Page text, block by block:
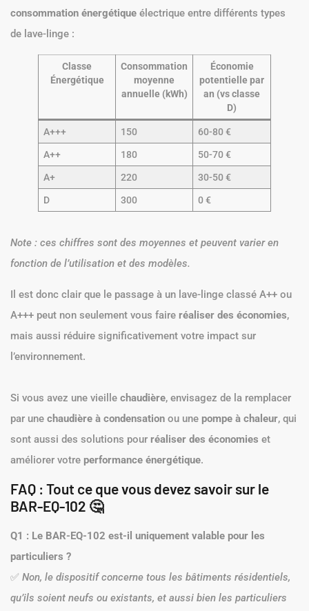
consommation énergétique électrique entre différents types
de lave-linge :
Classe
Énergétique
Consommation
moyenne
annuelle (kWh)
Économie
potentielle par
an (vs classe
D)
A+++ 150 60-80 €
A++ 180 50-70 €
A+ 220 30-50 €
D 300 0 €
Note : ces chiffres sont des moyennes et peuvent varier en
fonction de l’utilisation et des modèles.
Il est donc clair que le passage à un lave-linge classé A++ ou
A+++ peut non seulement vous faire réaliser des économies,
mais aussi réduire significativement votre impact sur
l’environnement.
Si vous avez une vieille chaudière, envisagez de la remplacer
par une chaudière à condensation ou une pompe à chaleur, qui
sont aussi des solutions pour réaliser des économies et
améliorer votre performance énergétique.
FAQ : Tout ce que vous devez savoir sur le
BAR-EQ-102 🤔
Q1 : Le BAR-EQ-102 est-il uniquement valable pour les
particuliers ?
✅ Non, le dispositif concerne tous les bâtiments résidentiels,
qu’ils soient neufs ou existants, et aussi bien les particuliers